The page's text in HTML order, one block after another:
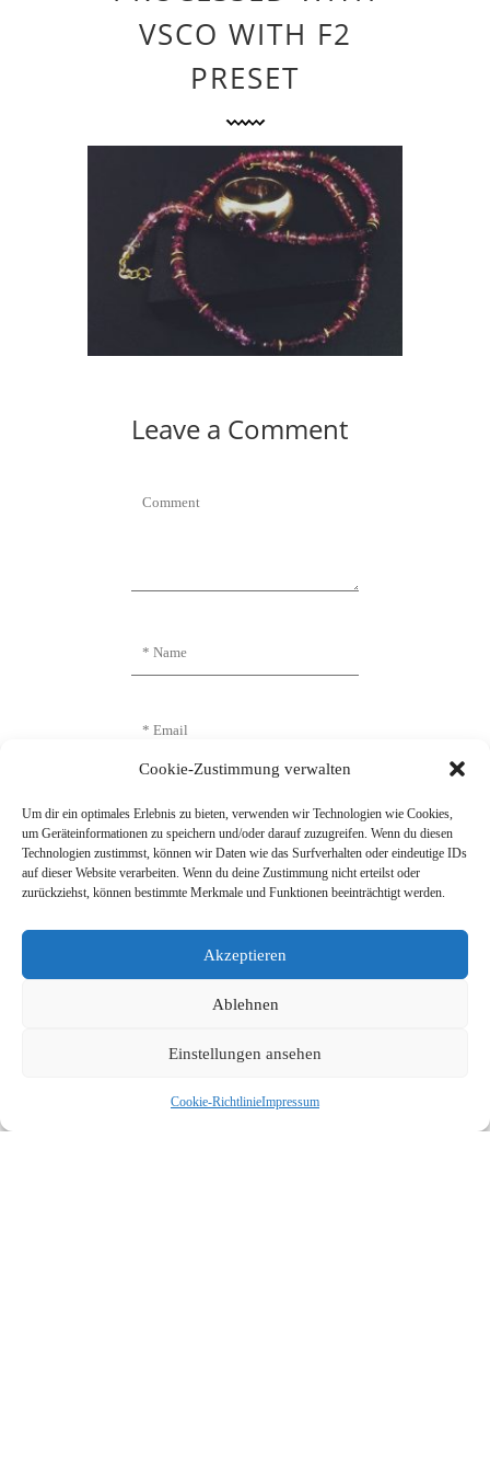
Cookie-Zustimmung verwalten
Um dir ein optimales Erlebnis zu bieten, verwenden wir Technologien wie Cookies,
um Geräteinformationen zu speichern und/oder darauf zuzugreifen. Wenn du diesen
Technologien zustimmst, können wir Daten wie das Surfverhalten oder eindeutige IDs
auf dieser Website verarbeiten. Wenn du deine Zustimmung nicht erteilst oder
zurückziehst, können bestimmte Merkmale und Funktionen beeinträchtigt werden.
Akzeptieren
Ablehnen
Einstellungen ansehen
Cookie-RichtlinieImpressum
VSCO WITH F2
PRESET
Leave a Comment
Name, E-Mail-Adresse und Website in